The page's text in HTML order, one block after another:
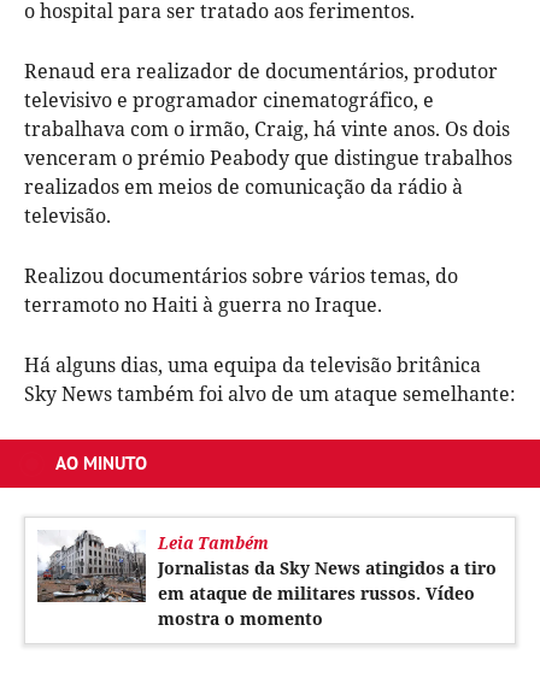
o hospital para ser tratado aos ferimentos.
Renaud era realizador de documentários, produtor
televisivo e programador cinematográfico, e
trabalhava com o irmão, Craig, há vinte anos. Os dois
venceram o prémio Peabody que distingue trabalhos
realizados em meios de comunicação da rádio à
televisão.
Realizou documentários sobre vários temas, do
terramoto no Haiti à guerra no Iraque.
Há alguns dias, uma equipa da televisão britânica
Sky News também foi alvo de um ataque semelhante:
AO MINUTO
Atualizado13 mar 2022
Leia Também
Jornalistas da Sky News atingidos a tiro
em ataque de militares russos. Vídeo
mostra o momento